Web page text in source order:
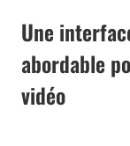
Une
abordable
vidéo